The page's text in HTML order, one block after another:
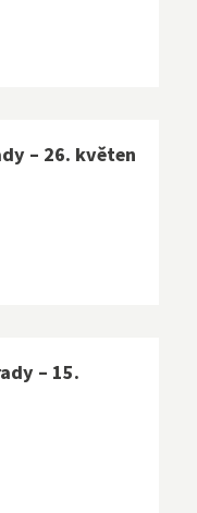
– 26. květen
– 15.